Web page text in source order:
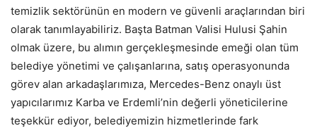
temizlik sektörünün en modern ve güvenli araçlarından biri
olarak tanımlayabiliriz. Başta Batman Valisi Hulusi Şahin
olmak üzere, bu alımın gerçekleşmesinde emeği olan tüm
belediye yönetimi ve çalışanlarına, satış operasyonunda
görev alan arkadaşlarımıza, Mercedes-Benz onaylı üst
yapıcılarımız Karba ve Erdemli’nin değerli yöneticilerine
teşekkür ediyor, belediyemizin hizmetlerinde fark